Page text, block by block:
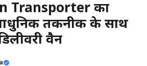
Transporter का
तकनीक के साथ
वैन